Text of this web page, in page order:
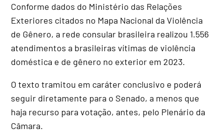
Conforme dados do Ministério das Relações
Exteriores citados no Mapa Nacional da Violência
de Gênero, a rede consular brasileira realizou 1.556
atendimentos a brasileiras vítimas de violência
doméstica e de gênero no exterior em 2023.
O texto tramitou em caráter conclusivo e poderá
seguir diretamente para o Senado, a menos que
haja recurso para votação, antes, pelo Plenário da
Câmara.